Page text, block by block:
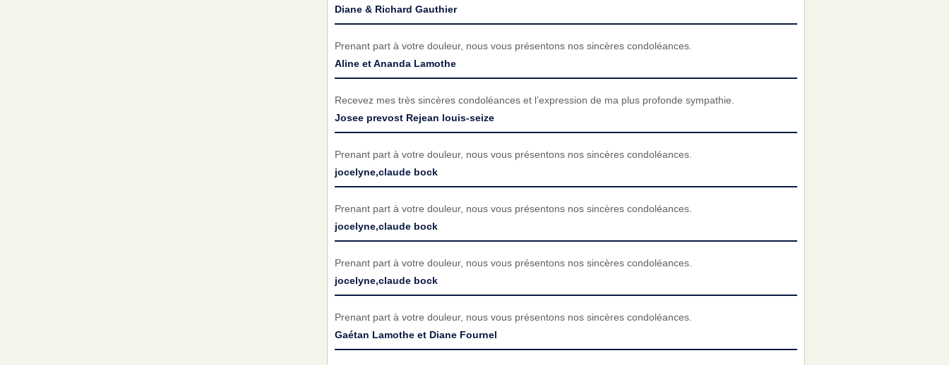
Diane & Richard Gauthier
Prenant part à votre douleur, nous vous présentons nos sincères condoléances.
Aline et Ananda Lamothe
Recevez mes très sincères condoléances et l’expression de ma plus profonde sympathie.
Josee prevost Rejean louis-seize
Prenant part à votre douleur, nous vous présentons nos sincères condoléances.
jocelyne,claude bock
Prenant part à votre douleur, nous vous présentons nos sincères condoléances.
jocelyne,claude bock
Prenant part à votre douleur, nous vous présentons nos sincères condoléances.
jocelyne,claude bock
Prenant part à votre douleur, nous vous présentons nos sincères condoléances.
Gaétan Lamothe et Diane Fournel